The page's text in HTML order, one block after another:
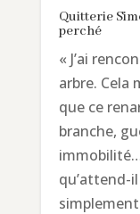
Quitterie
perché
« J’ai
arbre. Cela
que ce
branche,
qu’attend-